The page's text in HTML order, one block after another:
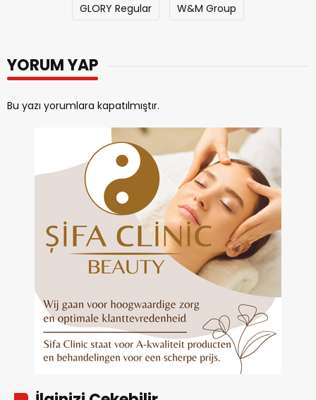
GLORY Regular
W&M Group
YORUM YAP
Bu yazı yorumlara kapatılmıştır.